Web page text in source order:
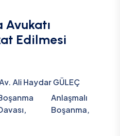
Avukatı
Edilmesi
Ali Haydar GÜLEÇ
,
Anlaşmalı
Boşanma,